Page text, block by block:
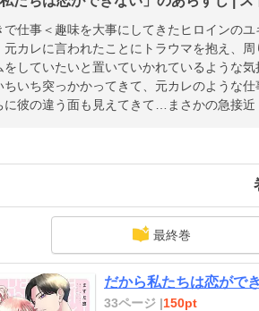
で仕事＜趣味を大事にしてきたヒロインの
元カレに言われたことにトラウマを抱え、
をしていたいと置いていかれているような
ちいち突っかかってきて、元カレのような
に彼の違う面も見えてきて…まさかの急接近
最終巻
だから私たちは恋がで
33ページ |150pt